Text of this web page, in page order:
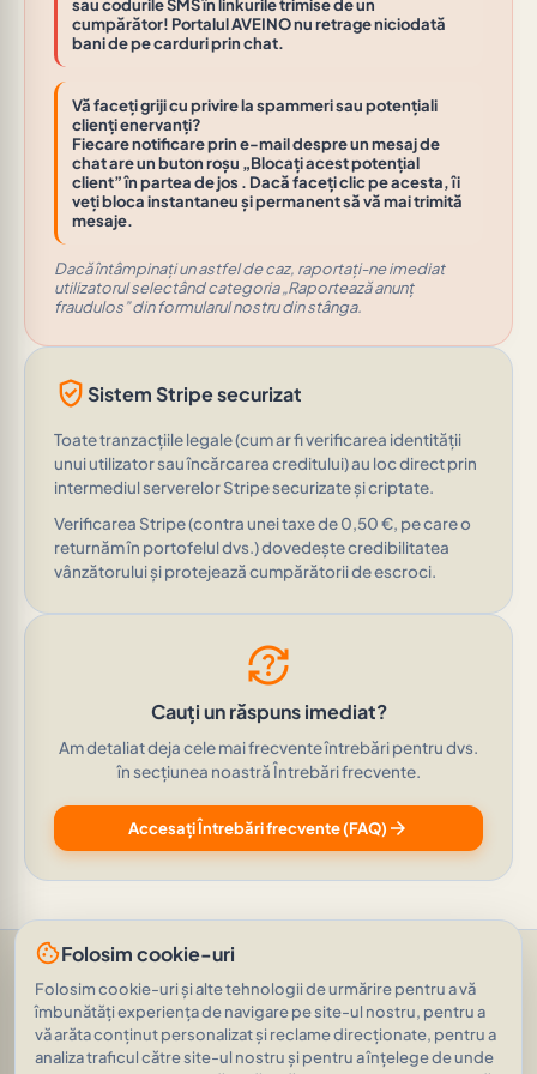
sau codurile SMS în linkurile trimise de un
cumpărător! Portalul AVEINO nu retrage niciodată
bani de pe carduri prin chat.
Vă faceți griji cu privire la spammeri sau potențiali
clienți enervanți?
Fiecare notificare prin e-mail despre un mesaj de
chat are un buton roșu „Blocați acest potențial
client”în partea de jos . Dacă faceți clic pe acesta, îi
veți bloca instantaneu și permanent să vă mai trimită
mesaje.
Dacă întâmpinați un astfel de caz, raportați-ne imediat
utilizatorul selectând categoria „Raportează anunț
fraudulos” din formularul nostru din stânga.
verified_user Sistem Stripe securizat
Toate tranzacțiile legale (cum ar fi verificarea identității
unui utilizator sau încărcarea creditului) au loc direct prin
intermediul serverelor Stripe securizate și criptate.
Verificarea Stripe (contra unei taxe de 0,50 €, pe care o
returnăm în portofelul dvs.) dovedește credibilitatea
vânzătorului și protejează cumpărătorii de escroci.
question_exchange
Cauți un răspuns imediat?
Am detaliat deja cele mai frecvente întrebări pentru dvs.
în secțiunea noastră Întrebări frecvente.
Accesați Întrebări frecvente (FAQ) arrow_forward
Ajutor și sprijin Întrebări
Termeni de utilizare•
Protecția datelor cu caracter personal•Flux RSS
© 2026AVEINO | auto_awesome Publicitate inteligentă alimentată
de AI
|
1.8.2
cookieFolosim cookie-uri
Folosim cookie-uri și alte tehnologii de urmărire pentru a vă
îmbunătăți experiența de navigare pe site-ul nostru, pentru a
vă arăta conținut personalizat și reclame direcționate, pentru a
analiza traficul către site-ul nostru și pentru a înțelege de unde